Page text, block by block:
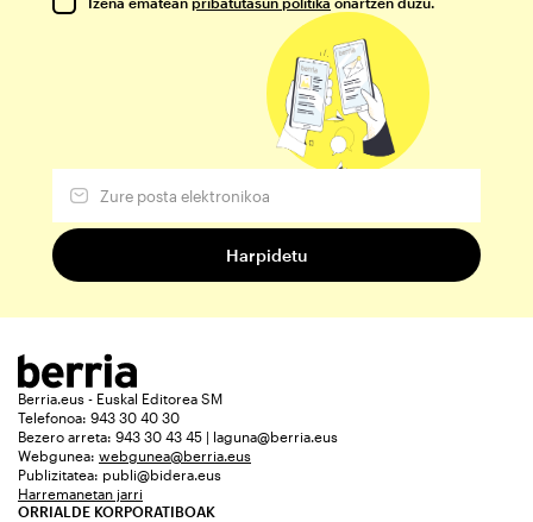
Berria.eus - Euskal Editorea SM
Telefonoa: 943 30 40 30
Bezero arreta: 943 30 43 45 | laguna@berria.eus
Webgunea: webgunea@berria.eus
Publizitatea: publi@bidera.eus
Harremanetan jarri
ORRIALDE KORPORATIBOAK